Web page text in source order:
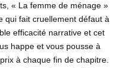
« La femme de ménage »
qui fait cruellement défaut à
efficacité narrative et cet
happe et vous pousse à
à chaque fin de chapitre.